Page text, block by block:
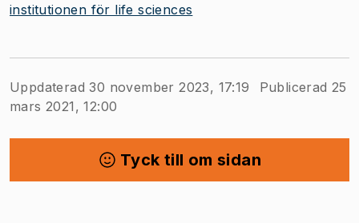
institutionen för life sciences
Uppdaterad 30 november 2023, 17:19
Publicerad 25
mars 2021, 12:00
Tyck till om sidan